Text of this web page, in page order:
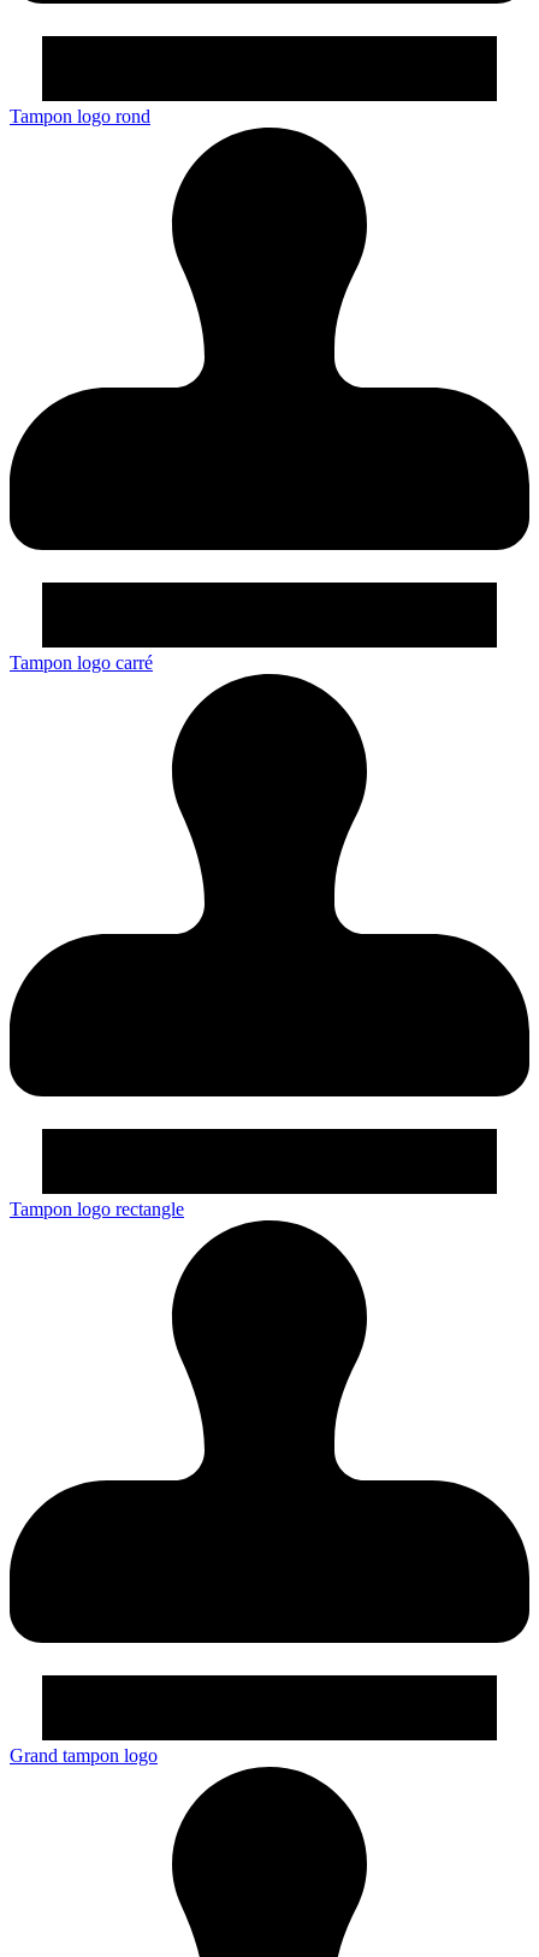
Tampon logo rond
Tampon logo carré
Tampon logo rectangle
Grand tampon logo